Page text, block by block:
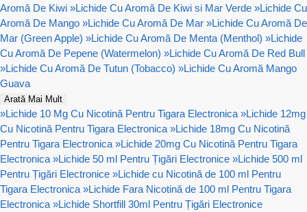
Aromă De Kiwi »Lichide Cu Aromă De Kiwi si Mar Verde »Lichide Cu
Aromă De Mango »Lichide Cu Aromă De Mar »Lichide Cu Aromă De
Mar (Green Apple) »Lichide Cu Aromă De Menta (Menthol) »Lichide
Cu Aromă De Pepene (Watermelon) »Lichide Cu Aromă De Red Bull
»Lichide Cu Aromă De Tutun (Tobacco) »Lichide Cu Aromă Mango
Guava
Arată Mai Mult
»Lichide 10 Mg Cu Nicotină Pentru Tigara Electronica »Lichide 12mg
Cu Nicotină Pentru Tigara Electronica »Lichide 18mg Cu Nicotină
Pentru Tigara Electronica »Lichide 20mg Cu Nicotină Pentru Tigara
Electronica »Lichide 50 ml Pentru Țigări Electronice »Lichide 500 ml
Pentru Țigări Electronice »Lichide cu Nicotină de 100 ml Pentru
Tigara Electronica »Lichide Fara Nicotină de 100 ml Pentru Tigara
Electronica »Lichide Shortfill 30ml Pentru Țigări Electronice